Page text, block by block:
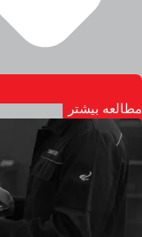
مطالعه بیشتر